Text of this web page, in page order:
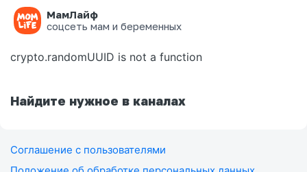
МамЛайф
соцсеть мам и беременных
Ошибка на странице
crypto.randomUUID is not a function
Найдите нужное в каналах
Соглашение с пользователями